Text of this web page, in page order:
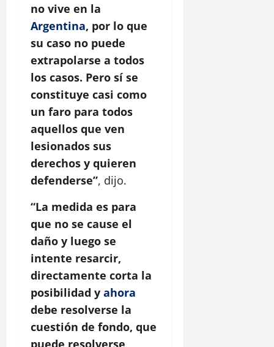
no vive en la
Argentina, por lo que
su caso no puede
extrapolarse a todos
los casos. Pero sí se
constituye casi como
un faro para todos
aquellos que ven
lesionados sus
derechos y quieren
defenderse”, dijo.
“La medida es para
que no se cause el
daño y luego se
intente resarcir,
directamente corta la
posibilidad y ahora
debe resolverse la
cuestión de fondo, que
puede resolverse